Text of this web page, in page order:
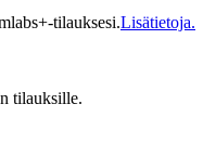
tilauksesi.Lisätietoja.
tilauksille.